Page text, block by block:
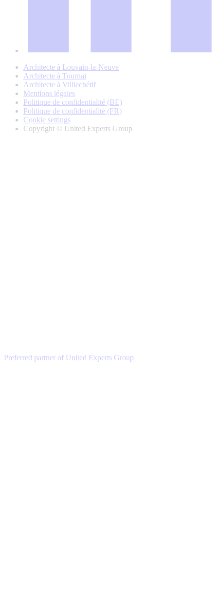
Architecte à Louvain-la-Neuve
Architecte à Tournai
Architecte à Villlechétif
Mentions légales
Politique de confidentialité (BE)
Politique de confidentialité (FR)
Cookie settings
Copyright © United Experts Group
Preferred partner of United Experts Group